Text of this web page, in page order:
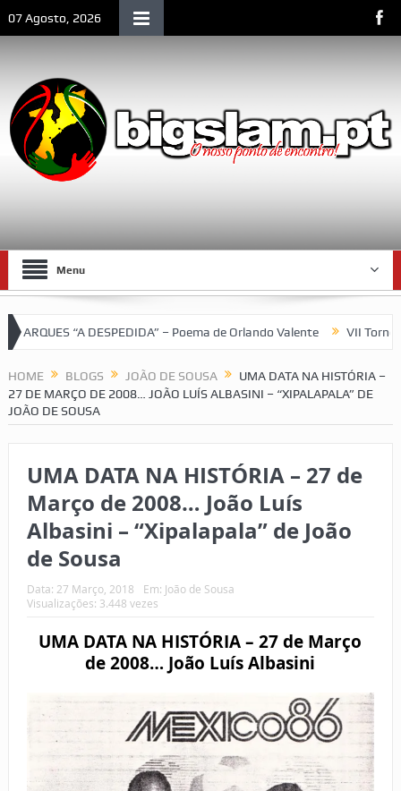
07 Agosto, 2026
Menu
“A DESPEDIDA” – Poema de Orlando Valente VII Torneio das
HOME BLOGS JOÃO DE SOUSA
UMA DATA NA HISTÓRIA –
27 DE MARÇO DE 2008… JOÃO LUÍS ALBASINI – “XIPALAPALA” DE
JOÃO DE SOUSA
UMA DATA NA HISTÓRIA – 27 de
Março de 2008… João Luís
Albasini – “Xipalapala” de João
de Sousa
Data: 27 Março, 2018 Em: João de Sousa
Visualizações: 3.448 vezes
UMA DATA NA HISTÓRIA – 27 de Março
de 2008… João Luís Albasini